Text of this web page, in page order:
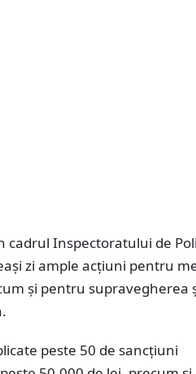
cadrul Inspectoratului de
zi ample acțiuni pentru
și pentru supravegherea
peste 50 de sancțiuni